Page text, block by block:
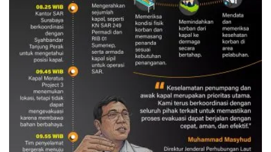
Evakuasi korban kebakaran KM
Mutiara Sentosa 2